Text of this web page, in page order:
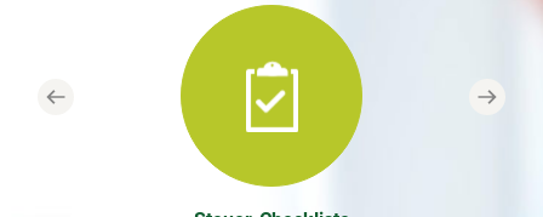
Previous Next